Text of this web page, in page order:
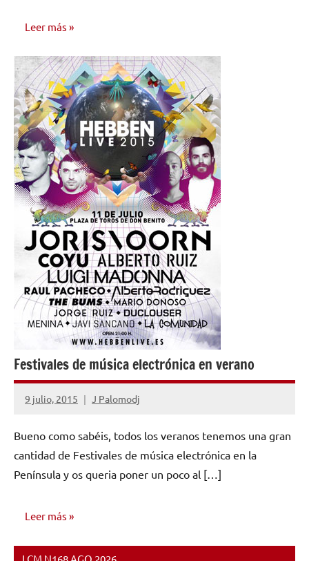
Leer más
ENTREVISTAS
Festivales de música electrónica en verano
9 julio, 2015 J Palomodj
No
comentarios
Bueno como sabéis, todos los veranos tenemos una gran
cantidad de Festivales de música electrónica en la
Península y os queria poner un poco al […]
Leer más
NOTICIAS
LCM N168 AGO 2026